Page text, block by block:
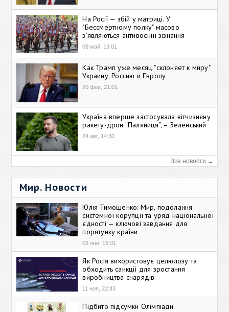
На Росії — збій у матриці. У
"Бессмертному полку" масово
зʼявляються антивоєнні зізнання
08 май, 19:01
Как Трамп уже месяц "склоняет к миру"
Украину, Россию и Европу
20 фев, 21:01
Україна вперше застосувала вітчизняну
ракету-дрон “Паляниця”, – Зеленський
24 авг, 14:30
Все новости →
Мир. Новости
Юлія Тимошенко: Мир, подолання
системної корупції та уряд національної
єдності — ключові завдання для
порятунку країни
03 янв, 16:01
Як Росія використовує целюлозу та
обходить санкції для зростання
виробництва снарядів
11 ноя, 22:43
Підбито підсумки Олімпіади